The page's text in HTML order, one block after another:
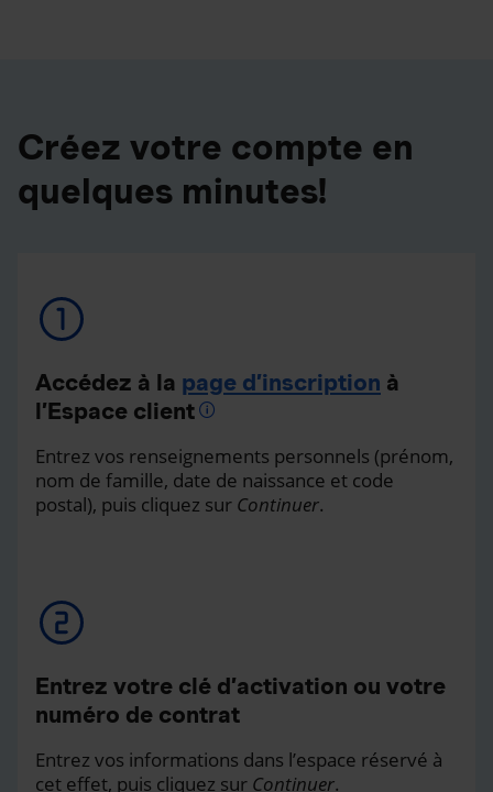
Créez votre compte en
quelques minutes!
Accédez à la page d’inscription à
l’Espace client
Entrez vos renseignements personnels (prénom,
nom de famille, date de naissance et code
postal), puis cliquez sur Continuer.
Entrez votre clé d’activation ou votre
numéro de contrat
Entrez vos informations dans l’espace réservé à
cet effet, puis cliquez sur Continuer.